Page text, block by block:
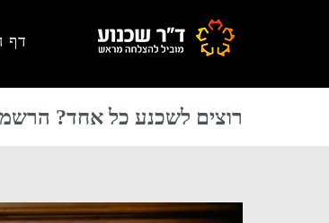
דף
רוצים לשכנע כל אחד?